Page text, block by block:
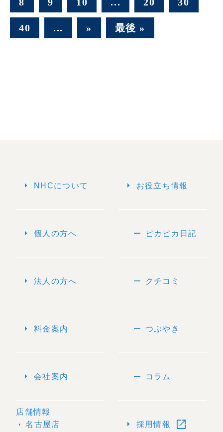
40 ... » 最後 »
arrow_right NHCについて
arrow_right 個人の方へ
arrow_right 法人の方へ
arrow_right 料金案内
arrow_right 会社案内
店舗情報
arrow_right 名古屋店
arrow_right お役立ち情報
remove ピカピカ日記
remove クチコミ
remove つぶやき
remove コラム
arrow_right 採用情報 open_in_new